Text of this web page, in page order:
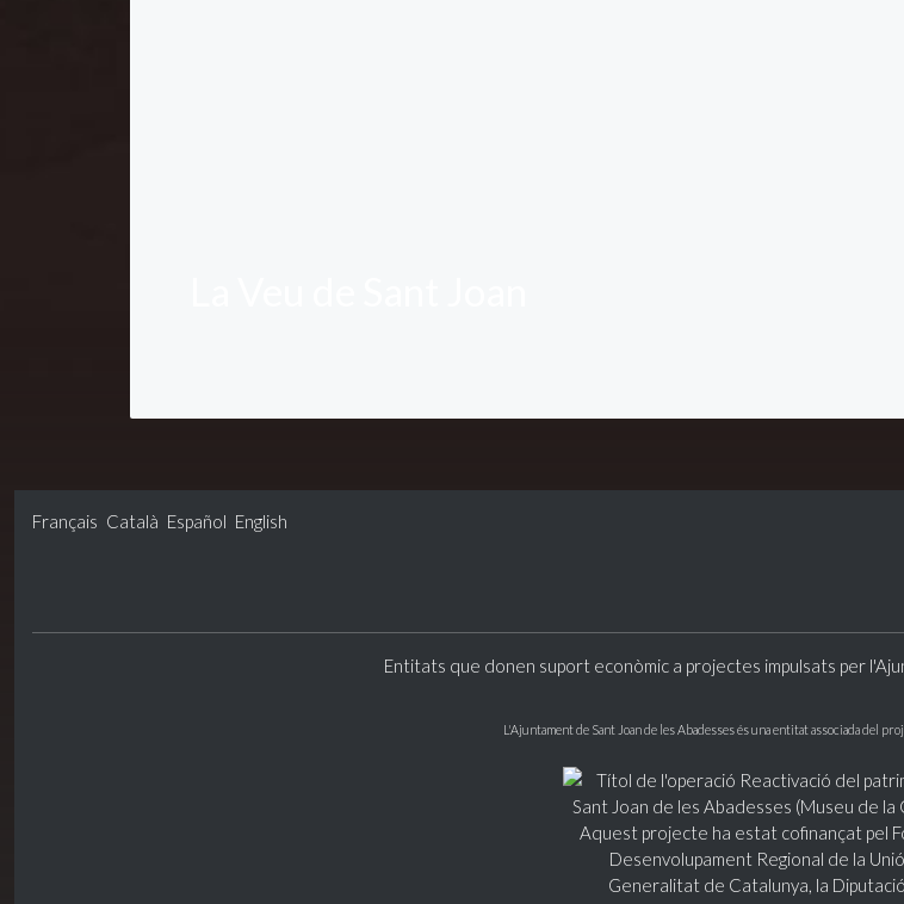
Français Català Español English
Entitats que donen suport econòmic a projectes impulsats per
L'Ajuntament de Sant Joan de les Abadesses és una entitat associada del